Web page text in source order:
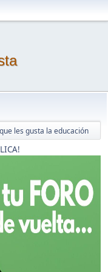
les gusta la educación